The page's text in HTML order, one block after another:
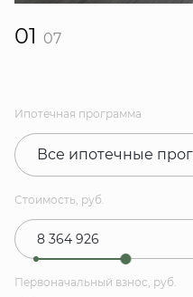
01 07
Ипотечная программа
Все ипотечные
Стоимость, руб.
Первоначальный взнос, руб.